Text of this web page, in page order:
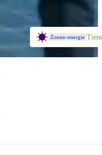
Zonne-energie